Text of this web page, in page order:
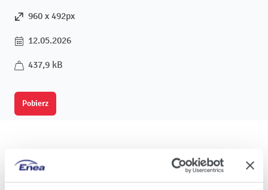
960 x 492px
12.05.2026
437,9 kB
Pobierz
Oferta